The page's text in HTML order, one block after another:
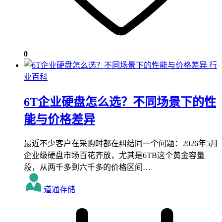
0
行
业百科
6T企业硬盘怎么选？不同场景下的性
能与价格差异
最近不少客户在采购时都在纠结同一个问题：2026年5月
企业级硬盘市场百花齐放，尤其是6TB这个黄金容量
段，从两千多到六千多的价格区间…
道通存储